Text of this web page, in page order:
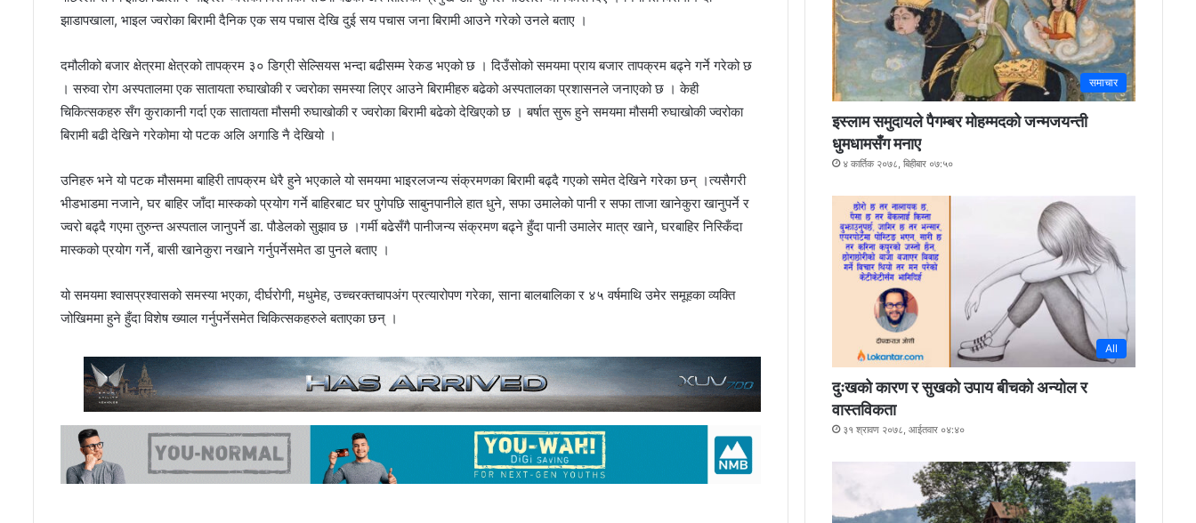
झाडापखाला, भाइल ज्वरोका बिरामी दैनिक एक सय पचास देखि दुई सय पचास जना बिरामी आउने गरेको उनले बताए ।
दमौलीको बजार क्षेत्रमा क्षेत्रको तापक्रम ३० डिग्री सेल्सियस भन्दा बढीसम्म रेकड भएको छ । दिउँसोको समयमा प्राय बजार तापक्रम बढ्ने गर्ने गरेको छ
। सरुवा रोग अस्पतालमा एक सातायता रुघाखोकी र ज्वरोका समस्या लिएर आउने बिरामीहरु बढेको अस्पतालका प्रशासनले जनाएको छ । केही
चिकित्सकहरु सँग कुराकानी गर्दा एक सातायता मौसमी रुघाखोकी र ज्वरोका बिरामी बढेको देखिएको छ । बर्षात सुरू हुने समयमा मौसमी रुघाखोकी ज्वरोका
बिरामी बढी देखिने गरेकोमा यो पटक अलि अगाडि नै देखियो ।
उनिहरु भने यो पटक मौसममा बाहिरी तापक्रम धेरै हुने भएकाले यो समयमा भाइरलजन्य संक्रमणका बिरामी बढ्दै गएको समेत देखिने गरेका छन् ।त्यसैगरी
भीडभाडमा नजाने, घर बाहिर जाँदा मास्कको प्रयोग गर्ने बाहिरबाट घर पुगेपछि साबुनपानीले हात धुने, सफा उमालेको पानी र सफा ताजा खानेकुरा खानुपर्ने र
ज्वरो बढ्दै गएमा तुरुन्त अस्पताल जानुपर्ने डा. पौडेलको सुझाव छ ।गर्मी बढेसँगै पानीजन्य संक्रमण बढ्ने हुँदा पानी उमालेर मात्र खाने, घरबाहिर निस्किँदा
मास्कको प्रयोग गर्ने, बासी खानेकुरा नखाने गर्नुपर्नेसमेत डा पुनले बताए ।
यो समयमा श्वासप्रश्वासको समस्या भएका, दीर्घरोगी, मधुमेह, उच्चरक्तचापअंग प्रत्यारोपण गरेका, साना बालबालिका र ४५ वर्षमाथि उमेर समूहका व्यक्ति
जोखिममा हुने हुँदा विशेष ख्याल गर्नुपर्नेसमेत चिकित्सकहरुले बताएका छन् ।
समाचार
इस्लाम समुदायले पैगम्बर मोहम्मदको जन्मजयन्ती
धुमधामसँग मनाए
४ कार्तिक २०७८, बिहीबार ०७:५०
All
दुःखको कारण र सुखको उपाय बीचको अन्योल र
वास्तविकता
३१ श्रावण २०७८, आईतवार ०४:४०